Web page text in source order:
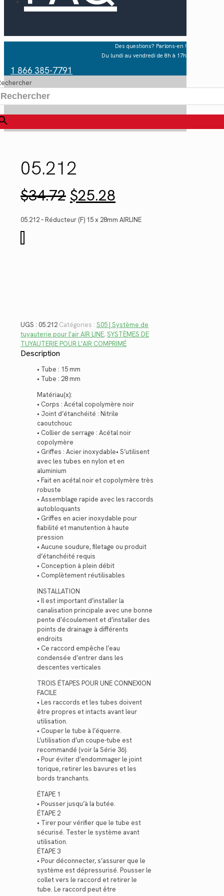
Des questions? Parlons-en !
Du lundi au vendredi de 8h à 17h
1 866 385-7791
05.212
$34.72 Le
prix
initial
était :
$25.28prix
actuel
est :
05.212 – Réducteur (F) 15 x 28mm AIRLINE
de
UGS : 05.212 Catégories : S05 | Système de
tuyauterie pour l'air AIR LINE,SYSTÈMES DE
TUYAUTERIE POUR L'AIR COMPRIMÉ
Description
• Tube : 15 mm
• Tube : 28 mm
Matériau(x):
• Corps : Acétal copolymère noir
• Joint d’étanchéité : Nitrile
caoutchouc
• Collier de serrage : Acétal noir
copolymère
• Griffes : Acier inoxydable• S’utilisent
avec les tubes en nylon et en
aluminium
• Fait en acétal noir et copolymère très
robuste
• Assemblage rapide avec les raccords
autobloquants
• Griffes en acier inoxydable pour
fiabilité et manutention à haute
pression
• Aucune soudure, filetage ou produit
d’étanchéité requis
• Conception à plein débit
• Complètement réutilisables
INSTALLATION
• Il est important d’installer la
canalisation principale avec une bonne
pente d’écoulement et d’installer des
points de drainage à différents
endroits
• Ce raccord empêche l’eau
condensée d’entrer dans les
descentes verticales
TROIS ÉTAPES POUR UNE CONNEXION
FACILE
• Les raccords et les tubes doivent
être propres et intacts avant leur
utilisation.
• Couper le tube à l’équerre.
L’utilisation d’un coupe-tube est
recommandé (voir la Série 36).
• Pour éviter d’endommager le joint
torique, retirer les bavures et les
bords tranchants.
ÉTAPE 1
• Pousser jusqu’à la butée.
ÉTAPE 2
• Tirer pour vérifier que le tube est
sécurisé. Tester le système avant
utilisation.
ÉTAPE 3
• Pour déconnecter, s’assurer que le
système est dépressurisé. Pousser le
collet vers le raccord et retirer le
tube. Le raccord peut être